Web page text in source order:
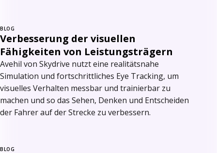
BLOG
Verbesserung der visuellen
Fähigkeiten von Leistungsträgern
Avehil von Skydrive nutzt eine realitätsnahe
Simulation und fortschrittliches Eye Tracking, um
visuelles Verhalten messbar und trainierbar zu
machen und so das Sehen, Denken und Entscheiden
der Fahrer auf der Strecke zu verbessern.
BLOG